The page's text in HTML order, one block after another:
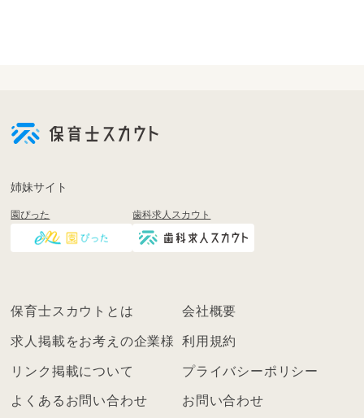
登
く
ン
姉妹サイト
園ぴった 歯科求人スカウト
保育士スカウトとは 会社概要
求人掲載をお考えの企業様 利用規約
リンク掲載について プライバシーポリシー
よくあるお問い合わせ お問い合わせ